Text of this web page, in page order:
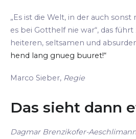
„Es ist die Welt, in der auch
es bei Gotthelf nie war“, das
heiteren, seltsamen und
hend lang gnueg buuret!“
Marco Sieber, Regie
Das sieht dann
Dagmar Brenzikofer-